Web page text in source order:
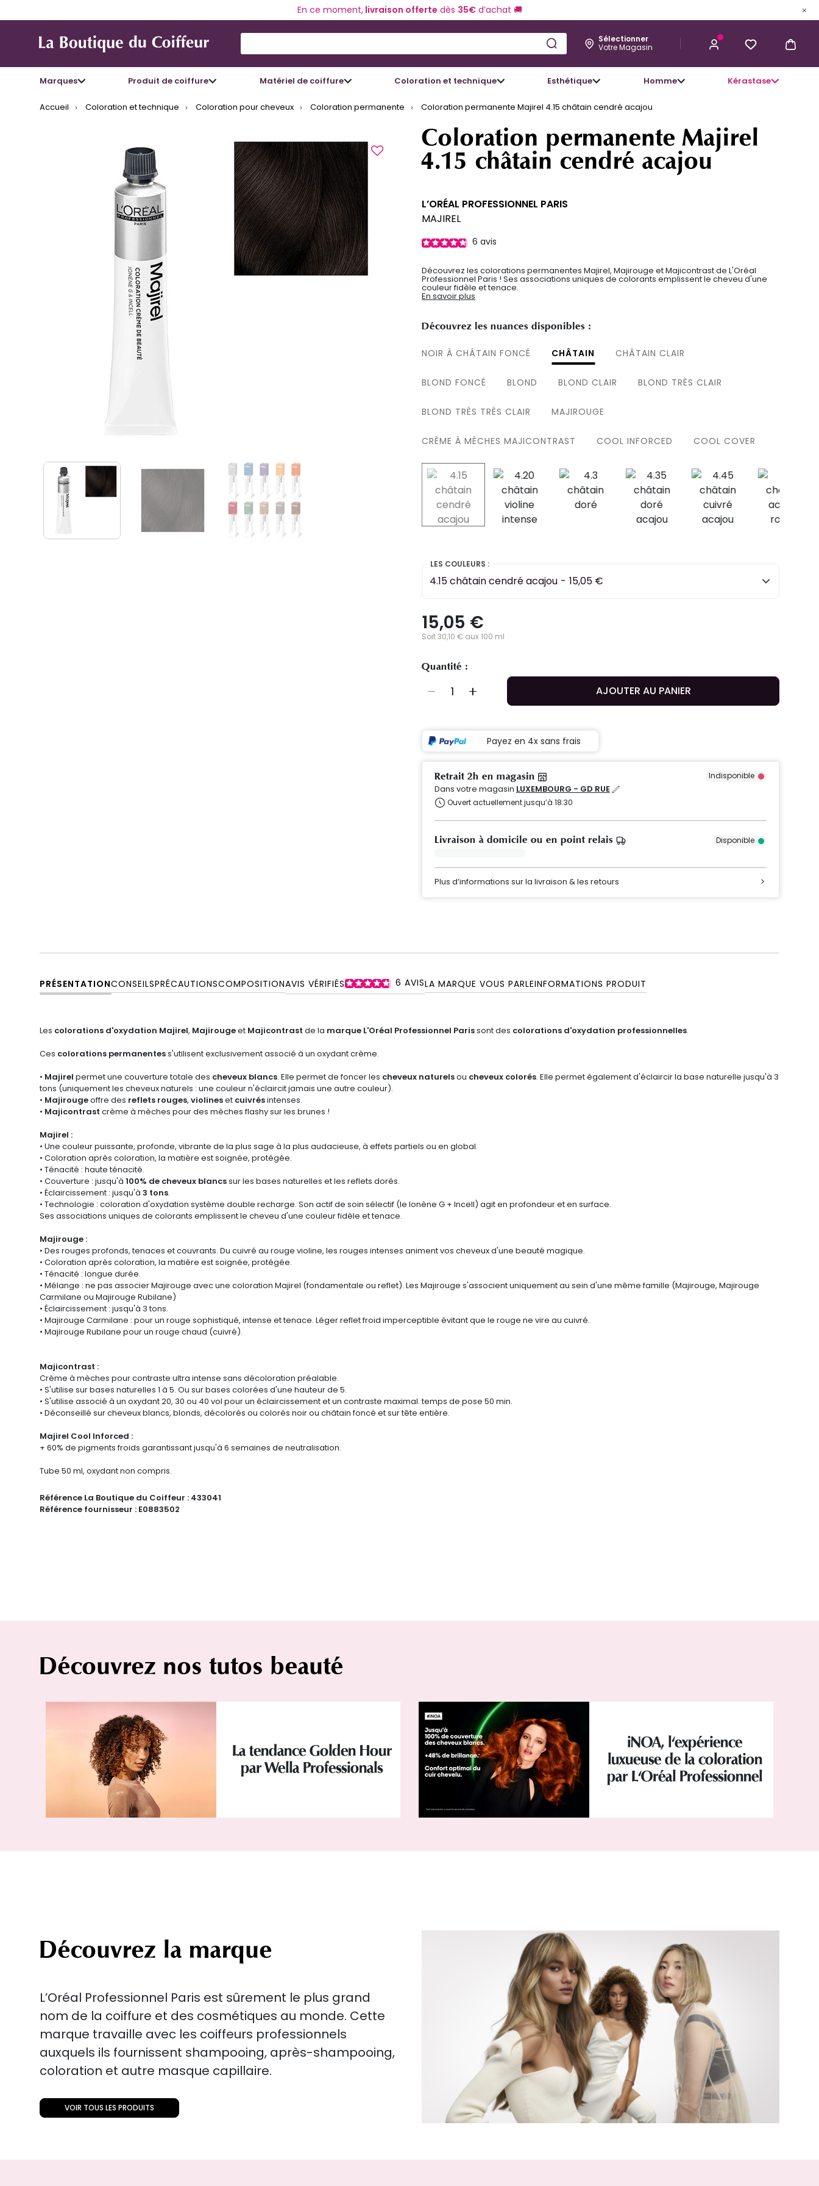
En ce moment,livraison offerte dès 35€d’achat 🚚
Sélectionner
Votre Magasin
Marques Produit de coiffure Matériel de coiffure Coloration et technique Esthétique Homme Kérastase
J’ACHÈTE
Accueil Coloration et technique Coloration pour cheveux Coloration permanente Coloration permanente Majirel 4.15 châtain cendré acajou
Coloration permanente Majirel
4.15 châtain cendré acajou
L’ORÉAL PROFESSIONNEL PARIS
MAJIREL
6 avis
Découvrez les colorations permanentes Majirel, Majirouge et Majicontrast de L'Oréal
Professionnel Paris ! Ses associations uniques de colorants emplissent le cheveu d'une
couleur fidèle et tenace.
En savoir plus
Découvrez les nuances disponibles :
NOIR À CHÂTAIN FONCÉ CHÂTAIN CHÂTAIN CLAIR
BLOND FONCÉ BLOND BLOND CLAIR BLOND TRÈS CLAIR
BLOND TRÈS TRÈS CLAIR MAJIROUGE
CRÈME À MÈCHES MAJICONTRAST COOL INFORCED COOL COVER
selected
LES COULEURS :
4.15 châtain cendré acajou - 15,05 €
15,05 €
Soit 30,10 € aux 100 ml
Quantité :
AJOUTER AU PANIER
Payez en 4x sans frais
Retrait 2h en magasin Indisponible
Dans votre magasin LUXEMBOURG - GD RUE
Ouvert actuellement jusqu’à 18:30
Livraison à domicile ou en point relais Disponible
Plus d’informations sur la livraison & les retours
PRÉSENTATIONCONSEILSPRÉCAUTIONSCOMPOSITIONAVIS VÉRIFIÉS 6 AVISLA MARQUE VOUS PARLEINFORMATIONS PRODUIT
Les colorations d'oxydation Majirel, Majirougeet Majicontrast de la marque L'Oréal Professionnel Parissont des colorations d'oxydation professionnelles.
Ces colorations permanentess'utilisent exclusivement associé à un oxydant crème.
• Majirel permet une couverture totale des cheveux blancs. Elle permet de foncer les cheveux naturelsou cheveux colorés. Elle permet également d'éclaircir la base naturelle jusqu'à 3
tons (uniquement les cheveux naturels : une couleur n'éclaircit jamais une autre couleur).
• Majirougeoffre des reflets rouges, violineset cuivrésintenses.
• Majicontrast crème à mèches pour des mèches flashy sur les brunes !
Majirel :
• Une couleur puissante, profonde, vibrante de la plus sage à la plus audacieuse, à effets partiels ou en global.
• Coloration après coloration, la matière est soignée, protégée.
• Ténacité : haute ténacité.
• Couverture : jusqu'à 100% de cheveux blancssur les bases naturelles et les reflets dorés.
• Éclaircissement : jusqu'à 3 tons.
• Technologie : coloration d'oxydation système double recharge. Son actif de soin sélectif (le Ionène G + Incell) agit en profondeur et en surface.
Ses associations uniques de colorants emplissent le cheveu d'une couleur fidèle et tenace.
Majirouge :
• Des rouges profonds, tenaces et couvrants. Du cuivré au rouge violine, les rouges intenses animent vos cheveux d'une beauté magique.
• Coloration après coloration, la matière est soignée, protégée.
• Ténacité : longue durée.
• Mélange : ne pas associer Majirouge avec une coloration Majirel (fondamentale ou reflet). Les Majirouge s'associent uniquement au sein d'une même famille (Majirouge, Majirouge
Carmilane ou Majirouge Rubilane)
• Éclaircissement : jusqu'à 3 tons.
• Majirouge Carmilane : pour un rouge sophistiqué, intense et tenace. Léger reflet froid imperceptible évitant que le rouge ne vire au cuivré.
• Majirouge Rubilane pour un rouge chaud (cuivré).
Majicontrast :
Crème à mèches pour contraste ultra intense sans décoloration préalable.
• S'utilise sur bases naturelles 1 à 5. Ou sur bases colorées d'une hauteur de 5.
• S'utilise associé à un oxydant 20, 30 ou 40 vol pour un éclaircissement et un contraste maximal. temps de pose 50 min.
• Déconseillé sur cheveux blancs, blonds, décolorés ou colorés noir ou châtain foncé et sur tête entière.
Majirel Cool Inforced :
+ 60% de pigments froids garantissant jusqu'à 6 semaines de neutralisation.
Tube 50 ml, oxydant non compris.
Référence La Boutique du Coiffeur : 433041
Référence fournisseur : E0883502
Découvrez nos tutos beauté
La tendance Golden Hour
par Wella Professionals
iNOA, l'expérience
luxueuse de la coloration
par L'Oréal Professionnel
Découvrez la marque
L’Oréal Professionnel Paris est sûrement le plus grand
nom de la coiffure et des cosmétiques au monde. Cette
marque travaille avec les coiffeurs professionnels
auxquels ils fournissent shampooing, après-shampooing,
coloration et autre masque capillaire.
VOIR TOUS LES PRODUITS